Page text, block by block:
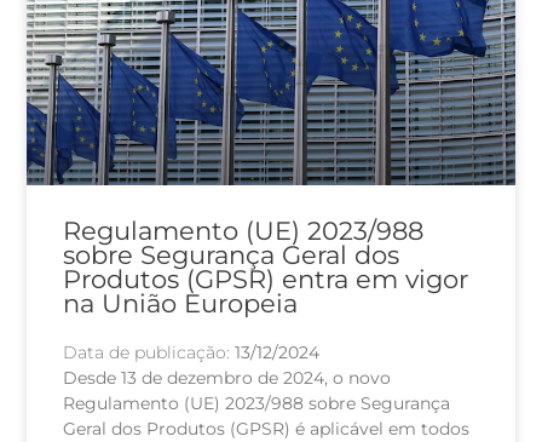
Regulamento (UE) 2023/988
sobre Segurança Geral dos
Produtos (GPSR) entra em vigor
na União Europeia
Data de publicação:13/12/2024
Desde 13 de dezembro de 2024, o novo
Regulamento (UE) 2023/988 sobre Segurança
Geral dos Produtos (GPSR) é aplicável em todos